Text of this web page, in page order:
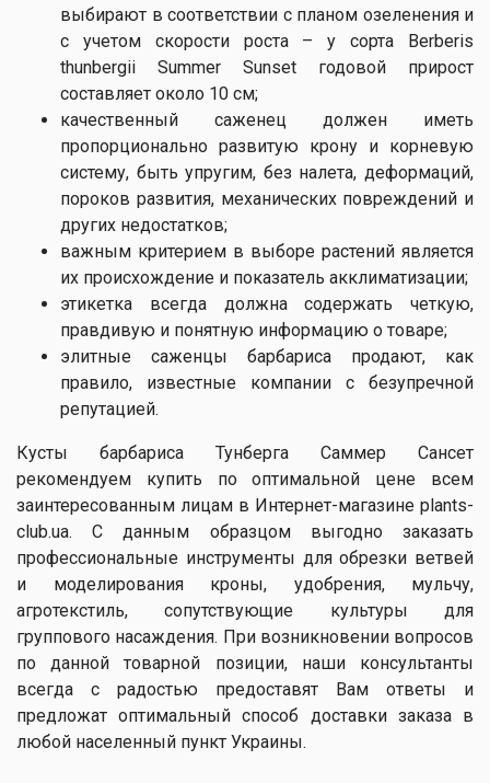
выбирают в соответствии с планом озеленения и
с учетом скорости роста – у сорта Berberis
thunbergii Summer Sunset годовой прирост
составляет около 10 см;
качественный саженец должен иметь
пропорционально развитую крону и корневую
систему, быть упругим, без налета, деформаций,
пороков развития, механических повреждений и
других недостатков;
важным критерием в выборе растений является
их происхождение и показатель акклиматизации;
этикетка всегда должна содержать четкую,
правдивую и понятную информацию о товаре;
элитные саженцы барбариса продают, как
правило, известные компании с безупречной
репутацией.
Кусты барбариса Тунберга Саммер Сансет
рекомендуем купить по оптимальной цене всем
заинтересованным лицам в Интернет-магазине plants-
club.ua. С данным образцом выгодно заказать
профессиональные инструменты для обрезки ветвей
и моделирования кроны, удобрения, мульчу,
агротекстиль, сопутствующие культуры для
группового насаждения. При возникновении вопросов
по данной товарной позиции, наши консультанты
всегда с радостью предоставят Вам ответы и
предложат оптимальный способ доставки заказа в
любой населенный пункт Украины.